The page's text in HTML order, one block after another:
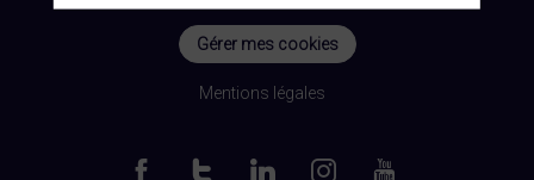
Gérer mes cookies
Mentions légales